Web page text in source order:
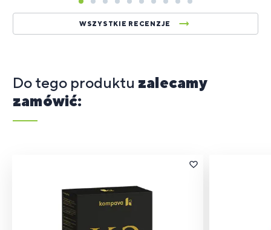
WSZYSTKIE RECENZJE
boską kawą !!!!!!!!!!!!!!! Polecam wszystkim
miłośnikom dobrej kawy. :-)
Do tego produktu zalecamy
zamówić: